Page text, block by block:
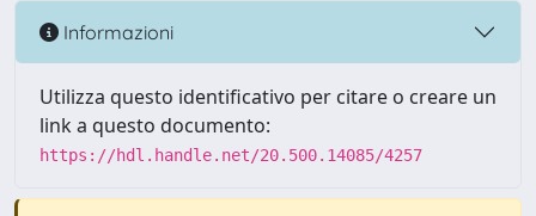
Informazioni
Utilizza questo identificativo per citare o creare un
link a questo documento:
https://hdl.handle.net/20.500.14085/4257